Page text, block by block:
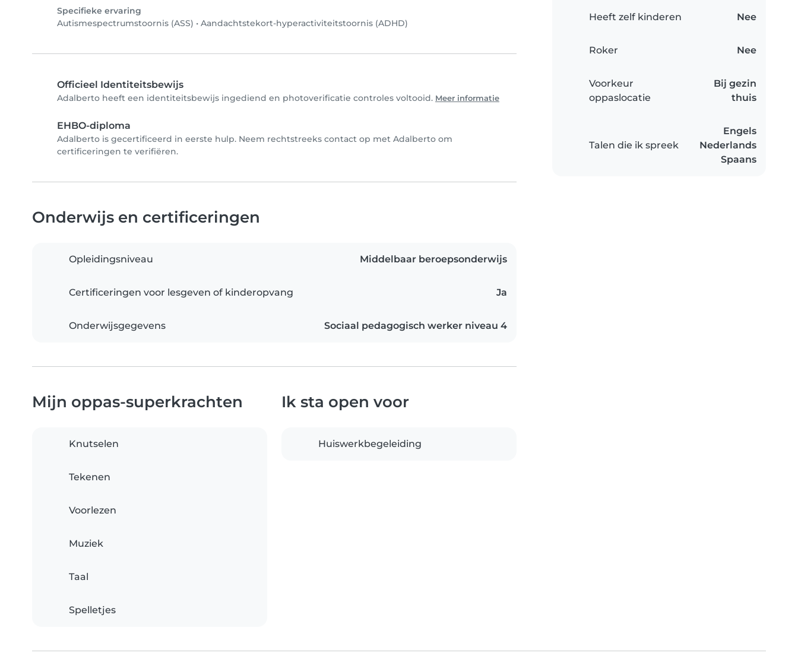
Specifieke ervaring
Autismespectrumstoornis (ASS) • Aandachtstekort-hyperactiviteitstoornis (ADHD)
Officieel Identiteitsbewijs
Adalberto heeft een identiteitsbewijs ingediend en photoverificatie controles voltooid. Meer informatie
EHBO-diploma
Adalberto is gecertificeerd in eerste hulp. Neem rechtstreeks contact op met Adalberto om
certificeringen te verifiëren.
Heeft zelf kinderen Nee
Roker Nee
Voorkeur
oppaslocatie
Bij gezin
thuis
Talen die ik spreek
Engels
Nederlands
Spaans
Onderwijs en certificeringen
Opleidingsniveau Middelbaar beroepsonderwijs
Certificeringen voor lesgeven of kinderopvang Ja
Onderwijsgegevens Sociaal pedagogisch werker niveau 4
Mijn oppas-superkrachten
Knutselen
Tekenen
Voorlezen
Muziek
Taal
Spelletjes
Ik sta open voor
Huiswerkbegeleiding